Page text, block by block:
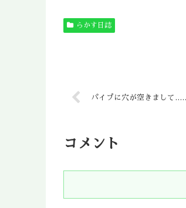
らかす日誌
パイプに穴が空きまして……
コメント